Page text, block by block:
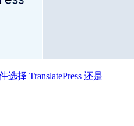
选择 TranslatePress 还是